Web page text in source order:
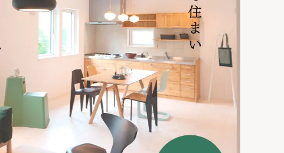
北海道の暖房選びの
正解は？熱源や暖房
方式を知って寒い冬を
乗り切ろう
「犬と暮らす家」の
間取りやアイデア。6
つの住宅実例から学
ぶ！